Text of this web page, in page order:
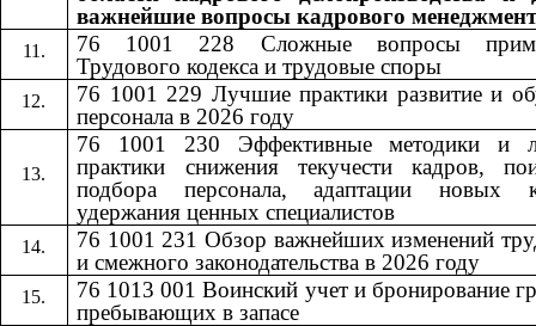
важнейшие вопросы кадрового
76 1001 228
Сложные вопросы
Трудового кодекса и трудовые споры
76 1001 229 Лучшие практики развитие и
персонала в 2026 году
76 1001 230
Эффективные методики и
практики снижения текучести кадров,
подбора персонала, адаптации новых
удержания ценных специалистов
76 1001 231 ​​Обзор важнейших изменений
и смежного законодательства в 2026 году
76 1013 ​​001 ​​Воинский учет и бронирование
пребывающих в запасе